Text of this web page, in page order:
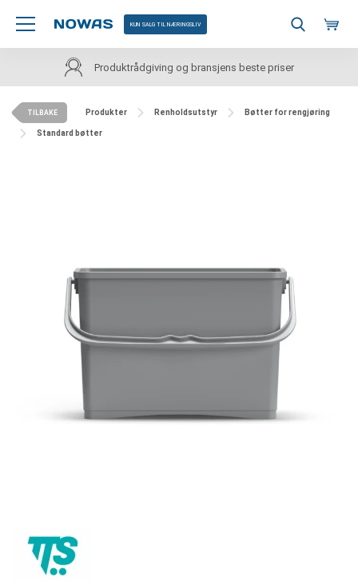
KUN SALG TIL NÆRINGSLIV
Produktrådgiving og bransjens beste priser
TILBAKE Produkter Renholdsutstyr Bøtter for rengjøring
Standard bøtter